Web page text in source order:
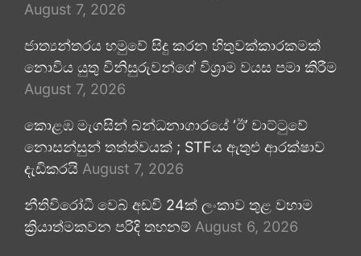
August 7, 2026
ජාත්‍යන්තරය හමුවේ සිදු කරන හිතුවක්කාරකමක්
නොවිය යුතු විනිසුරුවන්ගේ විශ්‍රාම වයස පමා කිරීම
August 7, 2026
කොළඹ මැගසින් බන්ධනාගාරයේ ‘ඊ’ වාට්ටුවේ
නොසන්සුන් තත්ත්වයක් ; STFය ඇතුළු ආරක්ෂාව
දැඩිකරයි August 7, 2026
නීතිවිරෝධී වෙබ් අඩවි 24ක් ලංකාව තුළ වහාම
ක්‍රියාත්මකවන පරිදි තහනම් August 6, 2026